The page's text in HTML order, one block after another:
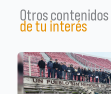
Otros contenidos
de tu interés